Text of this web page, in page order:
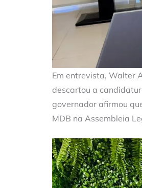
Em entrevista, Walter
descartou a
governador afirmou
MDB na Assembleia